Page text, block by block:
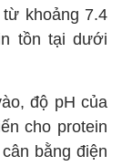
khoảng 7.4
tồn tại dưới
độ pH của
cho protein
bằng điện